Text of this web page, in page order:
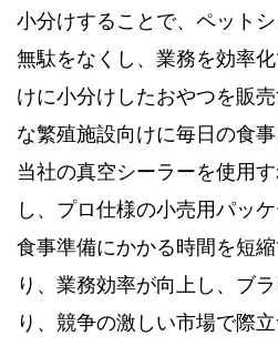
小分けすることで、ペット
無駄をなくし、業務を効率
けに小分けしたおやつを販
な繁殖施設向けに毎日の食
当社の真空シーラーを使用
し、プロ仕様の小売用パッ
食事準備にかかる時間を短
り、業務効率が向上し、ブ
り、競争の激しい市場で際